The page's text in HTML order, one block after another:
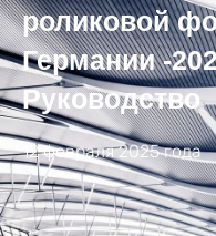
роликовой
Германии -
Руководство
12 февраля 2025 года